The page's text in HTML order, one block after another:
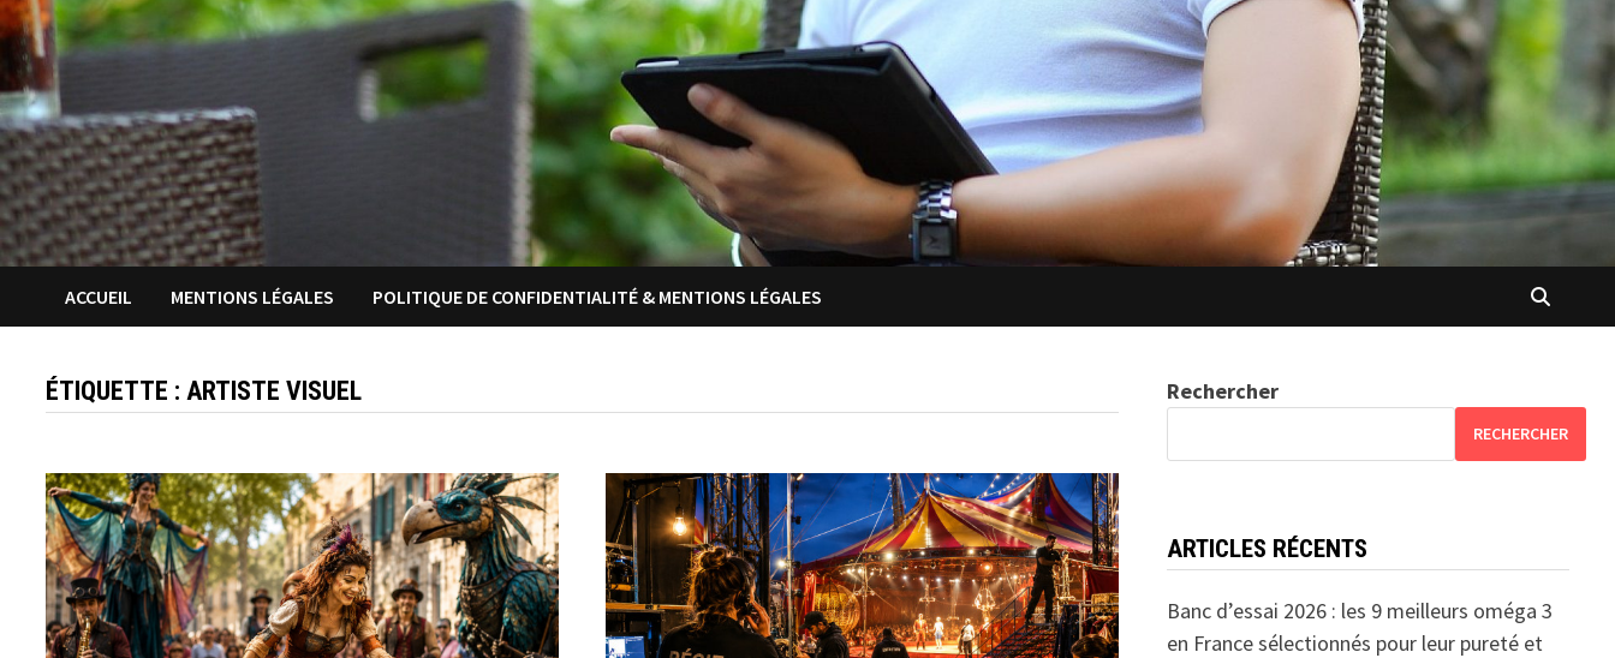
ACCUEIL MENTIONS LÉGALES POLITIQUE DE CONFIDENTIALITÉ & MENTIONS LÉGALES
ÉTIQUETTE : ARTISTE VISUEL Rechercher
RECHERCHER
ARTICLES RÉCENTS
Banc d’essai 2026 : les 9 meilleurs oméga 3
en France sélectionnés pour leur pureté et